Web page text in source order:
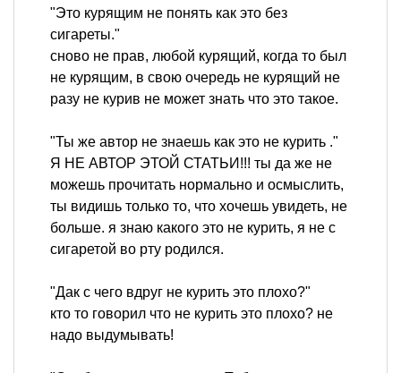
"Это курящим не понять как это без
сигареты."
сново не прав, любой курящий, когда то был
не курящим, в свою очередь не курящий не
разу не курив не может знать что это такое.
"Ты же автор не знаешь как это не курить ."
Я НЕ АВТОР ЭТОЙ СТАТЬИ!!! ты да же не
можешь прочитать нормально и осмыслить,
ты видишь только то, что хочешь увидеть, не
больше. я знаю какого это не курить, я не с
сигаретой во рту родился.
"Дак с чего вдруг не курить это плохо?"
кто то говорил что не курить это плохо? не
надо выдумывать!